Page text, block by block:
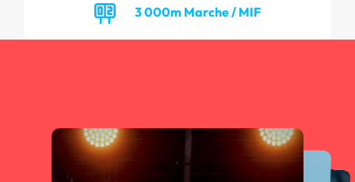
3 000m Marche / MIF